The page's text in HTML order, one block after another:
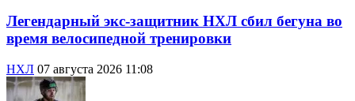
Легендарный экс-защитник НХЛ сбил бегуна во
время велосипедной тренировки
НХЛ 07 августа 2026 11:08